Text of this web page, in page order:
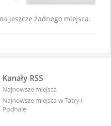
jeszcze żadnego miejsca.
Kanały RSS
Najnowsze miejsca
Najnowsze miejsca w Tatry i
Podhale